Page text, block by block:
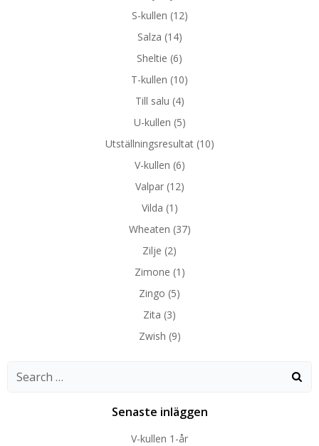
S-kullen (12)
Salza (14)
Sheltie (6)
T-kullen (10)
Till salu (4)
U-kullen (5)
Utställningsresultat(10)
V-kullen (6)
Valpar(12)
Vilda (1)
Wheaten (37)
Zilje (2)
Zimone (1)
Zingo (5)
Zita (3)
Zwish (9)
Search
Senaste inläggen
V-kullen 1-år